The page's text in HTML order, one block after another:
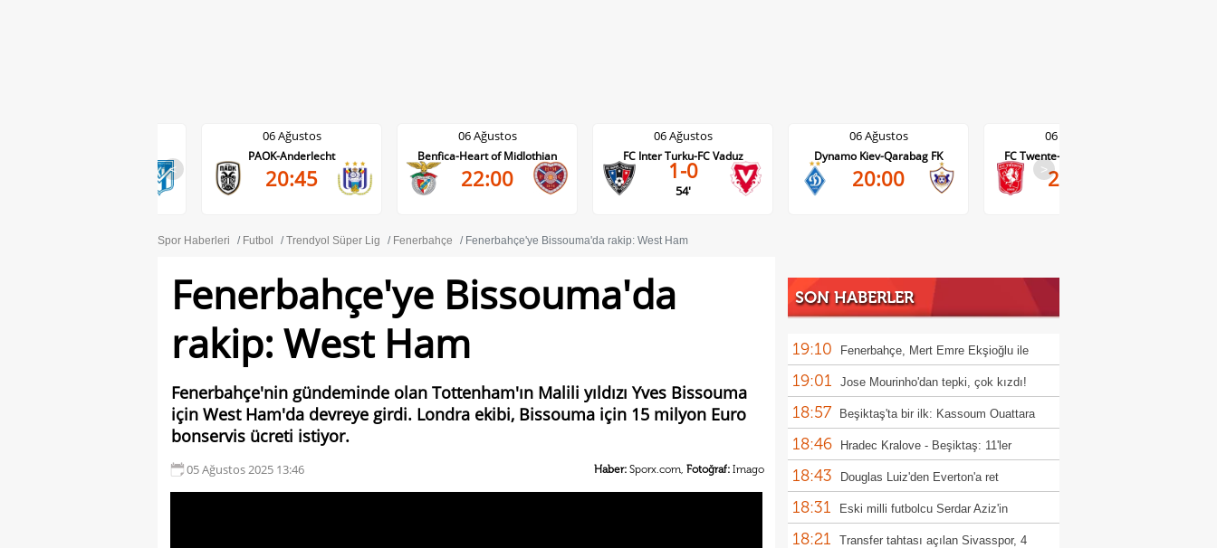
<
06 Ağustos
PAOK-Anderlecht
20:45
06 Ağustos
Benfica-Heart of Midlothian
22:00
06 Ağustos
FC Inter Turku-FC Vaduz
1-0
54'
06 Ağustos
Dynamo Kiev-Qarabag FK
20:00
06 Ağustos
FC Twente-Dunajska Streda
21:00
>
Spor Haberleri Futbol Trendyol Süper Lig Fenerbahçe Fenerbahçe'ye Bissouma'da rakip: West Ham
Fenerbahçe'ye Bissouma'da
rakip: West Ham
Fenerbahçe'nin gündeminde olan Tottenham'ın Malili yıldızı Yves Bissouma
için West Ham'da devreye girdi. Londra ekibi, Bissouma için 15 milyon Euro
bonservis ücreti istiyor.
05 Ağustos 2025 13:46 Haber: Sporx.com, Fotoğraf: Imago
SON HABERLER
19:10 Fenerbahçe, Mert Emre Ekşioğlu ile
yollarını ayırdı!
19:01 Jose Mourinho'dan tepki, çok kızdı!
18:57 Beşiktaş'ta bir ilk: Kassoum Ouattara
18:46 Hradec Kralove - Beşiktaş: 11'ler
18:43 Douglas Luiz'den Everton'a ret
18:31 Eski milli futbolcu Serdar Aziz'in
babasının cenazesi defnedildi
18:21 Transfer tahtası açılan Sivasspor, 4